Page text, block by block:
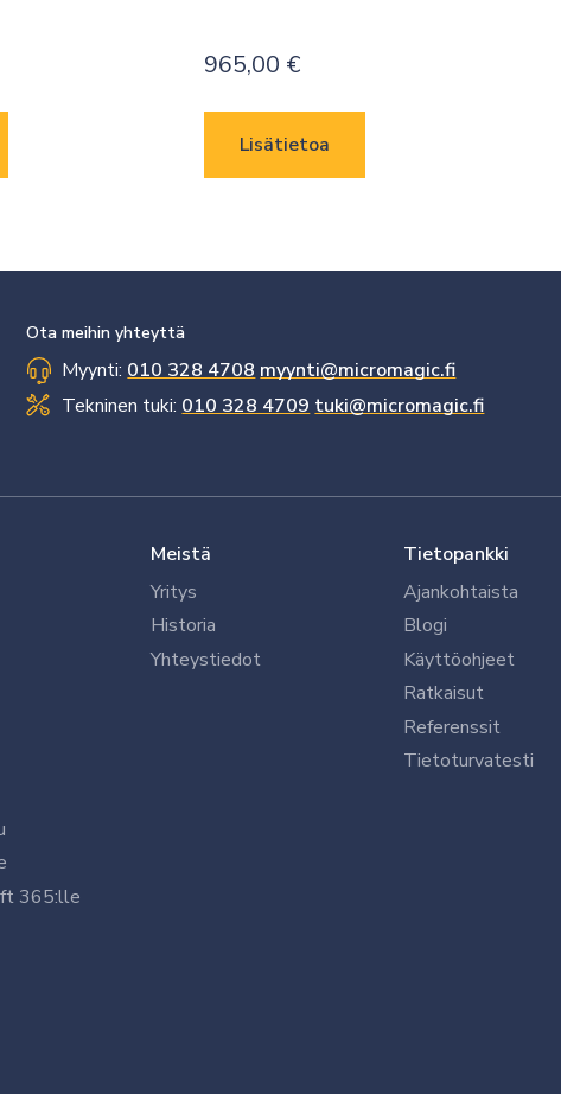
965,00 €
Lisätietoa
Ota meihin yhteyttä
Myynti: 010 328 4708 myynti@micromagic.fi
Tekninen tuki: 010 328 4709 tuki@micromagic.fi
365:lle
Meistä
Yritys
Historia
Yhteystiedot
Tietopankki
Ajankohtaista
Blogi
Käyttöohjeet
Ratkaisut
Referenssit
Tietoturvatesti